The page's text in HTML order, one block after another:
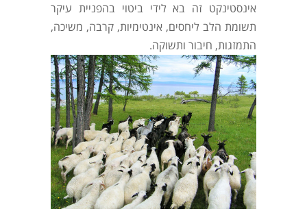
אינסטינקט זה בא לידי ביטוי בהפניית עיקר
תשומת הלב ליחסים, אינטימיות, קרבה, משיכה,
התמזגות, חיבור ותשוקה.